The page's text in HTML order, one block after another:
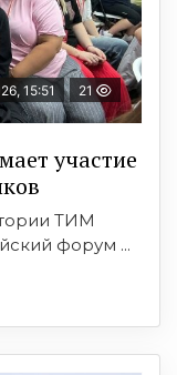
15:51 21
участие
ТИМ
форум ...